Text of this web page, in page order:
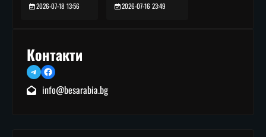
2026-07-18 13:56
2026-07-16 23:49
Контакти
TelegramFacebook
info@besarabia.bg